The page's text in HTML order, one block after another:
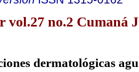
vol.27 no.2 Cumaná
dermatológicas